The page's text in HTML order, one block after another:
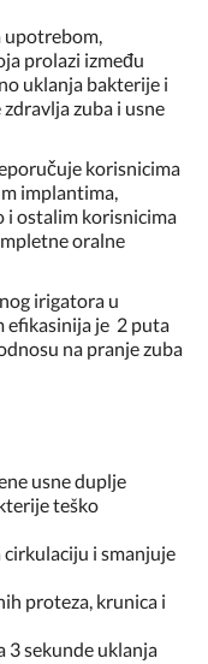
upotrebom,
prolazi između
uklanja bakterije i
zuba i usne
korisnicima
implantima,
i ostalim korisnicima
oralne
irigatora u
efikasinija je 2 puta
na pranje zuba
usne duplje
teško
i smanjuje
proteza, krunica i
3 sekunde uklanja